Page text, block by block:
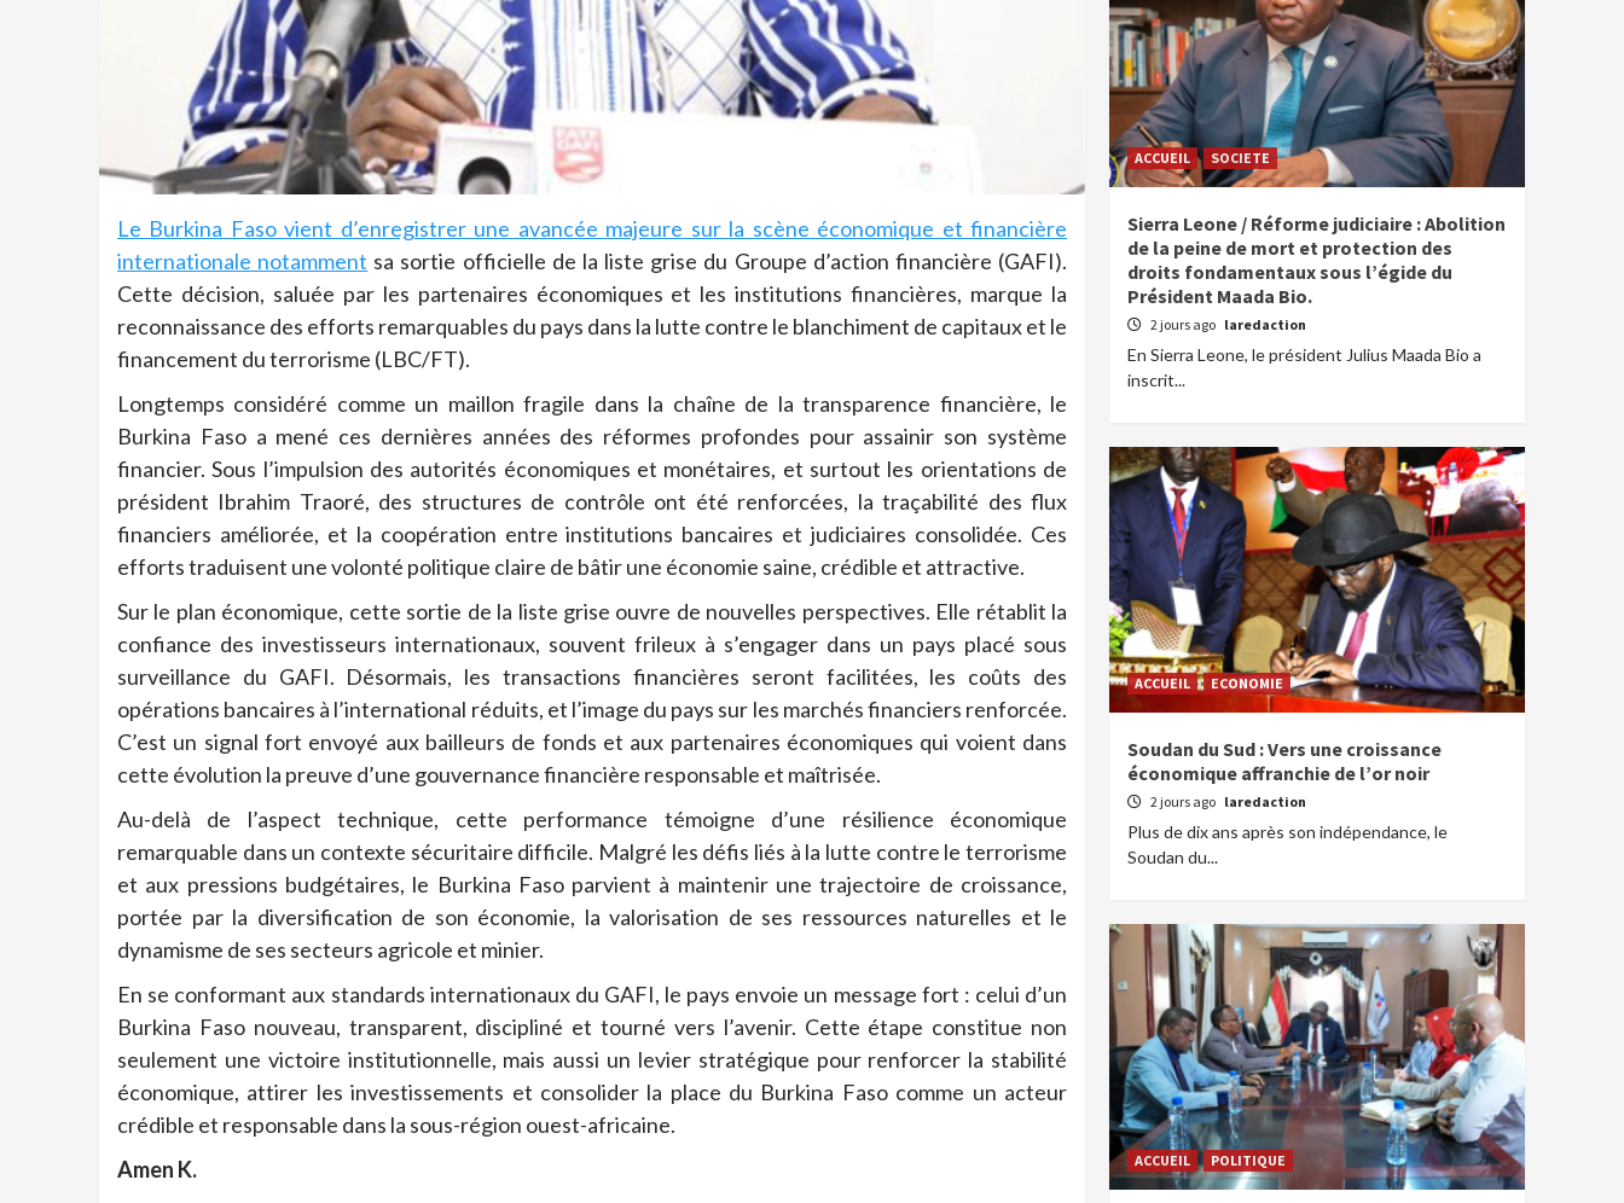
Le Burkina Faso vient d’enregistrer une avancée majeure sur la scène économique et financière
internationale notamment sa sortie officielle de la liste grise du Groupe d’action financière (GAFI).
Cette décision, saluée par les partenaires économiques et les institutions financières, marque la
reconnaissance des efforts remarquables du pays dans la lutte contre le blanchiment de capitaux et le
financement du terrorisme (LBC/FT).
Longtemps considéré comme un maillon fragile dans la chaîne de la transparence financière, le
Burkina Faso a mené ces dernières années des réformes profondes pour assainir son système
financier. Sous l’impulsion des autorités économiques et monétaires, et surtout les orientations de
président Ibrahim Traoré, des structures de contrôle ont été renforcées, la traçabilité des flux
financiers améliorée, et la coopération entre institutions bancaires et judiciaires consolidée. Ces
efforts traduisent une volonté politique claire de bâtir une économie saine, crédible et attractive.
Sur le plan économique, cette sortie de la liste grise ouvre de nouvelles perspectives. Elle rétablit la
confiance des investisseurs internationaux, souvent frileux à s’engager dans un pays placé sous
surveillance du GAFI. Désormais, les transactions financières seront facilitées, les coûts des
opérations bancaires à l’international réduits, et l’image du pays sur les marchés financiers renforcée.
C’est un signal fort envoyé aux bailleurs de fonds et aux partenaires économiques qui voient dans
cette évolution la preuve d’une gouvernance financière responsable et maîtrisée.
Au-delà de l’aspect technique, cette performance témoigne d’une résilience économique
remarquable dans un contexte sécuritaire difficile. Malgré les défis liés à la lutte contre le terrorisme
et aux pressions budgétaires, le Burkina Faso parvient à maintenir une trajectoire de croissance,
portée par la diversification de son économie, la valorisation de ses ressources naturelles et le
dynamisme de ses secteurs agricole et minier.
En se conformant aux standards internationaux du GAFI, le pays envoie un message fort : celui d’un
Burkina Faso nouveau, transparent, discipliné et tourné vers l’avenir. Cette étape constitue non
seulement une victoire institutionnelle, mais aussi un levier stratégique pour renforcer la stabilité
économique, attirer les investissements et consolider la place du Burkina Faso comme un acteur
crédible et responsable dans la sous-région ouest-africaine.
Amen K.
ACCUEIL SOCIETE
Sierra Leone / Réforme judiciaire : Abolition
de la peine de mort et protection des
droits fondamentaux sous l’égide du
Président Maada Bio.
2 jours ago laredaction
En Sierra Leone, le président Julius Maada Bio a
inscrit...
ACCUEIL ECONOMIE
Soudan du Sud : Vers une croissance
économique affranchie de l’or noir
2 jours ago laredaction
Plus de dix ans après son indépendance, le
Soudan du...
ACCUEIL POLITIQUE